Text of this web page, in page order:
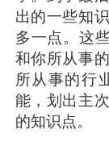
出的一些知
多一点。这
和你所从事
所从事的行
能，划出主
的知识点。